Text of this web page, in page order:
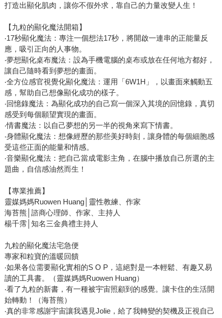
打造出顯化肌肉，讓你不假外求，靠自己的力量改變人生！
【九粒的顯化魔法開箱】
‧17秒顯化魔法：專注一個想法17秒，將開啟一連串的正能量反
應，吸引正向的人事物。
‧夢想顯化桌布魔法：設為手機電腦的桌布或放在任何地方都好，
讓自己隨時看到夢想的畫面。
‧全方位感官視覺化顯化魔法：運用「6W1H」，以畫面來觸動五
感，幫助自己想像顯化成功的樣子。
‧回憶錄魔法：為顯化成功的自己寫一個深入其境的回憶錄，真切
感受到每個願望實現的畫面。
‧情書魔法：以自己夢想的另一半的視角來寫下情書。
‧身體顯化魔法：想像經歷的那些美好時刻，讓身體的每個細胞感
受這些正面的能量和情感。
‧音樂顯化魔法：把自己當成電影主角，在腦中播放自己所選的主
題曲，自信感油然而生！
【專業推薦】
靈媒媽媽Ruowen Huang│靈性教練、作家
海苔熊│諮商心理師、作家、主持人
楊千霈│知名三金典禮主持人
九粒的顯化魔法宅急便
專家和粒寶的溫暖回饋
‧如果各位需要顯化實相的S O P，這絕對是一本輕鬆、有趣又易
讀的工具書。（靈媒媽媽Ruowen Huang）
‧看了九粒的新書，有一種被宇宙照顧到的感覺。讓卡住的生活開
始轉動！（海苔熊）
‧真的非常感謝宇宙讓我遇見Jolie，給了我轉變的契機及正視自己